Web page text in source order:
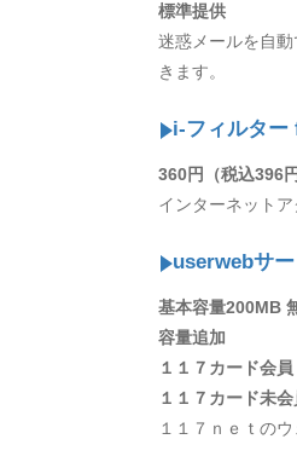
標準提供
迷惑メールを自
きます。
i-フィルター
360円（税込396
インターネット
userwebサー
基本容量200MB
容量追加
１１７カード会
１１７カード未
１１７ｎｅｔの